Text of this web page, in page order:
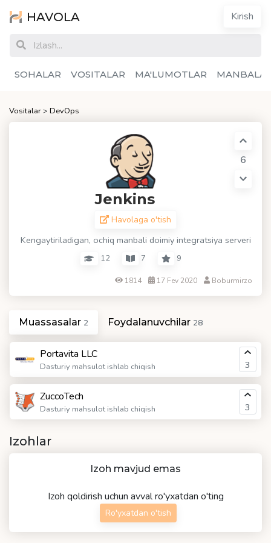
HAVOLA Kirish
SOHALAR VOSITALAR MA'LUMOTLAR
Vositalar> DevOps
Jenkins
Havolaga o'tish
Kengaytiriladigan, ochiq manbali doimiy integratsiya serveri
12 7 9
6
1814 17 Fev 2020 Boburmirzo
Muassasalar 2 Foydalanuvchilar 28
Portavita LLC
Dasturiy mahsulot ishlab chiqish 3
ZuccoTech
Dasturiy mahsulot ishlab chiqish 3
Izohlar
Izoh mavjud emas
Izoh qoldirish uchun avval ro'yxatdan o'ting
Ro'yxatdan o'tish